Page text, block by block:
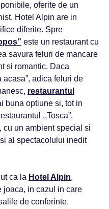
oferite de un
Hotel Alpin are in
diferite. Spre
este un restaurant cu
savura feluri de mancare
si romantic. Daca
acasa”, adica feluri de
restaurantul
buna optiune si, tot in
,,Tosca”,
cu un ambient special si
al spectacolului inedit
ca la Hotel Alpin,
in cazul in care
de conferinte,